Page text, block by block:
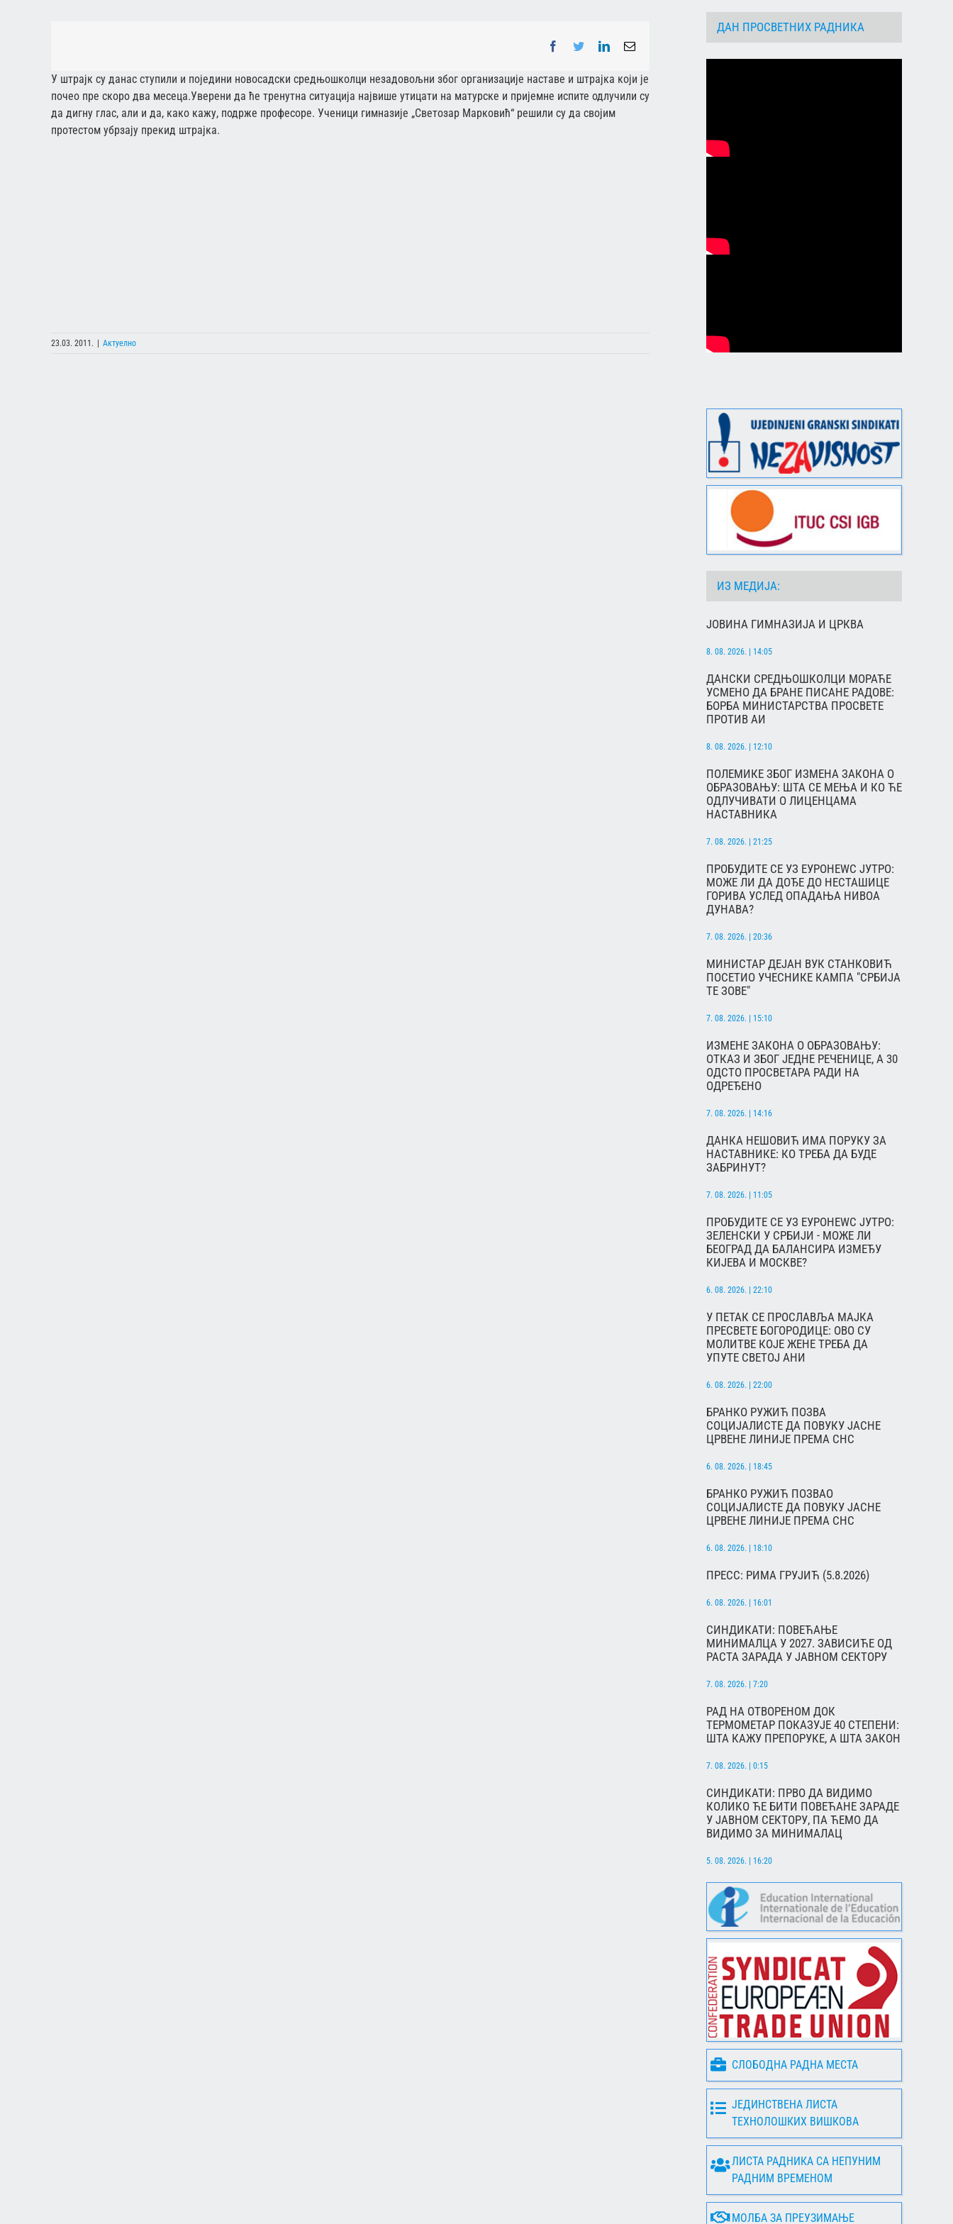
Facebook
TwitterLinkedInEmail
У штрајк су данас ступили и поједини новосадски средњошколци незадовољни због организације наставе и штрајка који је
почео пре скоро два месеца.Уверени да ће тренутна ситуација највише утицати на матурске и пријемне испите одлучили су
да дигну глас, али и да, како кажу, подрже професоре. Ученици гимназије „Светозар Марковић“ решили су да својим
протестом убрзају прекид штрајка.
23.03. 2011. Актуелно
ДАН ПРОСВЕТНИХ РАДНИКА
ИЗ МЕДИЈА:
ЈОВИНА ГИМНАЗИЈА И ЦРКВА
8. 08. 2026. | 14:05
ДАНСКИ СРЕДЊОШКОЛЦИ МОРАЋЕ
УСМЕНО ДА БРАНЕ ПИСАНЕ РАДОВЕ:
БОРБА МИНИСТАРСТВА ПРОСВЕТЕ
ПРОТИВ АИ
8. 08. 2026. | 12:10
ПОЛЕМИКЕ ЗБОГ ИЗМЕНА ЗАКОНА О
ОБРАЗОВАЊУ: ШТА СЕ МЕЊА И КО ЋЕ
ОДЛУЧИВАТИ О ЛИЦЕНЦАМА
НАСТАВНИКА
7. 08. 2026. | 21:25
ПРОБУДИТЕ СЕ УЗ ЕУРОНЕWС ЈУТРО:
МОЖЕ ЛИ ДА ДОЂЕ ДО НЕСТАШИЦЕ
ГОРИВА УСЛЕД ОПАДАЊА НИВОА
ДУНАВА?
7. 08. 2026. | 20:36
МИНИСТАР ДЕЈАН ВУК СТАНКОВИЋ
ПОСЕТИО УЧЕСНИКЕ КАМПА "СРБИЈА
ТЕ ЗОВЕ"
7. 08. 2026. | 15:10
ИЗМЕНЕ ЗАКОНА О ОБРАЗОВАЊУ:
ОТКАЗ И ЗБОГ ЈЕДНЕ РЕЧЕНИЦЕ, А 30
ОДСТО ПРОСВЕТАРА РАДИ НА
ОДРЕЂЕНО
7. 08. 2026. | 14:16
ДАНКА НЕШОВИЋ ИМА ПОРУКУ ЗА
НАСТАВНИКЕ: КО ТРЕБА ДА БУДЕ
ЗАБРИНУТ?
7. 08. 2026. | 11:05
ПРОБУДИТЕ СЕ УЗ ЕУРОНЕWС ЈУТРО:
ЗЕЛЕНСКИ У СРБИЈИ - МОЖЕ ЛИ
БЕОГРАД ДА БАЛАНСИРА ИЗМЕЂУ
КИЈЕВА И МОСКВЕ?
6. 08. 2026. | 22:10
У ПЕТАК СЕ ПРОСЛАВЉА МАЈКА
ПРЕСВЕТЕ БОГОРОДИЦЕ: ОВО СУ
МОЛИТВЕ КОЈЕ ЖЕНЕ ТРЕБА ДА
УПУТЕ СВЕТОЈ АНИ
6. 08. 2026. | 22:00
БРАНКО РУЖИЋ ПОЗВА
СОЦИЈАЛИСТЕ ДА ПОВУКУ ЈАСНЕ
ЦРВЕНЕ ЛИНИЈЕ ПРЕМА СНС
6. 08. 2026. | 18:45
БРАНКО РУЖИЋ ПОЗВАО
СОЦИЈАЛИСТЕ ДА ПОВУКУ ЈАСНЕ
ЦРВЕНЕ ЛИНИЈЕ ПРЕМА СНС
6. 08. 2026. | 18:10
ПРЕСС: РИМА ГРУЈИЋ (5.8.2026)
6. 08. 2026. | 16:01
СИНДИКАТИ: ПОВЕЋАЊЕ
МИНИМАЛЦА У 2027. ЗАВИСИЋЕ ОД
РАСТА ЗАРАДА У ЈАВНОМ СЕКТОРУ
7. 08. 2026. | 7:20
РАД НА ОТВОРЕНОМ ДОК
ТЕРМОМЕТАР ПОКАЗУЈЕ 40 СТЕПЕНИ:
ШТА КАЖУ ПРЕПОРУКЕ, А ШТА ЗАКОН
7. 08. 2026. | 0:15
СИНДИКАТИ: ПРВО ДА ВИДИМО
КОЛИКО ЋЕ БИТИ ПОВЕЋАНЕ ЗАРАДЕ
У ЈАВНОМ СЕКТОРУ, ПА ЋЕМО ДА
ВИДИМО ЗА МИНИМАЛАЦ
5. 08. 2026. | 16:20
СЛОБОДНА РАДНА МЕСТА
ЈЕДИНСТВЕНА ЛИСТА
ТЕХНОЛОШКИХ ВИШКОВА
ЛИСТА РАДНИКА СА НЕПУНИМ
РАДНИМ ВРЕМЕНОМ
МОЛБА ЗА ПРЕУЗИМАЊЕ